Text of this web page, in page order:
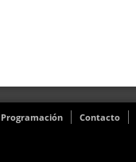
Programación Contacto